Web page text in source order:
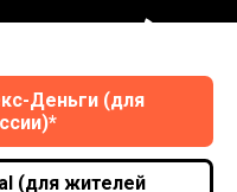
Деньги (для
(для жителей